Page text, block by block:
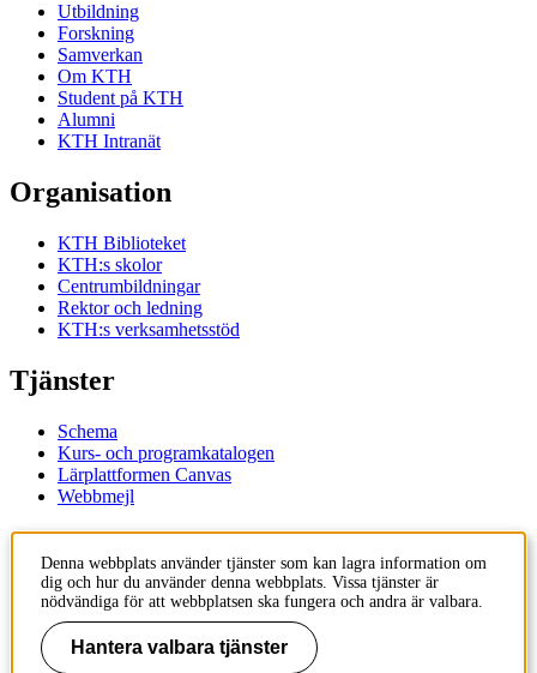
Utbildning
Forskning
Samverkan
Om KTH
Student på KTH
Alumni
KTH Intranät
Organisation
KTH Biblioteket
KTH:s skolor
Centrumbildningar
Rektor och ledning
KTH:s verksamhetsstöd
Tjänster
Schema
Kurs- och programkatalogen
Lärplattformen Canvas
Webbmejl
Kontakt
KTH
100 44 Stockholm
+46 8 790 60 00
Denna webbplats använder tjänster som kan lagra information om
dig och hur du använder denna webbplats. Vissa tjänster är
nödvändiga för att webbplatsen ska fungera och andra är valbara.
Hantera valbara tjänster